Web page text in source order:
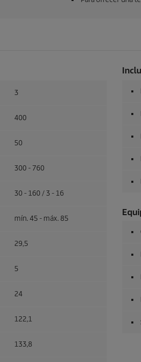
3
400
50
300 - 760
30 - 160 / 3 - 16
mín. 45 - máx. 85
29,5
5
24
122,1
133,8